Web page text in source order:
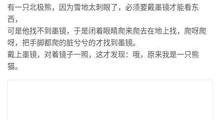
有一只北极熊，因为雪地太刺眼了，必须要戴墨镜才能看东
西，
可是他找不到墨镜，于是闭着眼睛爬来爬去在地上找，爬呀爬
呀，把手脚都爬的脏兮兮的才找到墨镜。
戴上墨镜，对着镜子一照，这才发现：哦，原来我是一只熊
猫。